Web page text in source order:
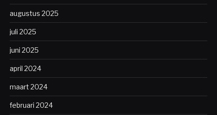
augustus 2025
juli 2025
juni 2025
april 2024
maart 2024
februari 2024